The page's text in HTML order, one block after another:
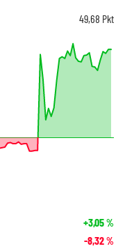
49,68 Pkt
+3,05%
-8,32%